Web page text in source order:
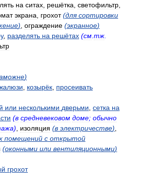
на ситах решётка светофильтр
экрана грохот (для сортировки
) ограждение (экранное)
, разделять на решётах (см тж
)
козырёк просеивать
или несколькими дверьми сетка на
(в средневековом доме; обычно
) изоляция (в электричестве)
помещений с открытой
(оконными или вентиляционными)
грохот